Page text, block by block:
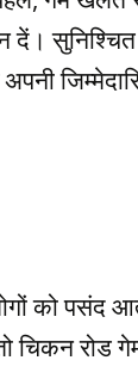
को पसंद
चिकन